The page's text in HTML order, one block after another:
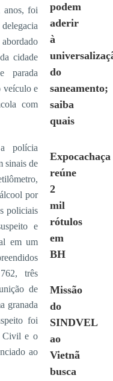
anos, foi
cidade
parada
veículo e
com
polícia
sinais de
por
policiais
e
em um
três
de
granada
foi
Civil e o
ao
podem
aderir
à
do
saneamento;
saiba
quais
Expocachaça
reúne
2
mil
rótulos
em
BH
Missão
do
SINDVEL
ao
Vietnã
busca